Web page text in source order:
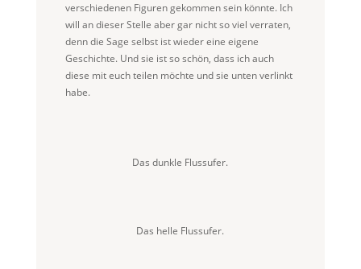
verschiedenen Figuren gekommen sein könnte. Ich
will an dieser Stelle aber gar nicht so viel verraten,
denn die Sage selbst ist wieder eine eigene
Geschichte. Und sie ist so schön, dass ich auch
diese mit euch teilen möchte und sie unten verlinkt
habe.
Das dunkle Flussufer.
Das helle Flussufer.